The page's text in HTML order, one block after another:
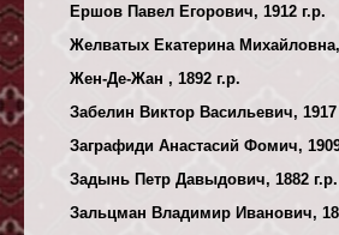
Ершов Павел Егорович, 1912 г.р.
Желватых Екатерина Михайловна,
Жен-Де-Жан , 1892 г.р.
Забелин Виктор Васильевич, 1917
Заграфиди Анастасий Фомич,
Задынь Петр Давыдович, 1882 г.р.
Зальцман Владимир Иванович,